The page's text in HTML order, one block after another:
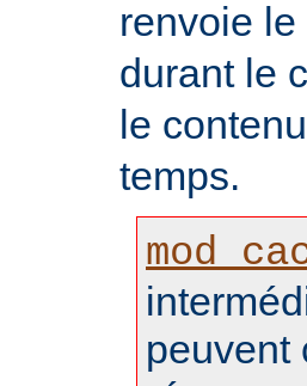
renvoie
durant le
le
temps.
peuvent